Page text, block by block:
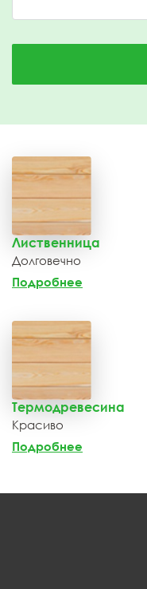
Лиственница
Долговечно
Подробнее
Термодревесина
Красиво
Подробнее